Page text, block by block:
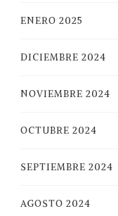
ENERO 2025
DICIEMBRE 2024
NOVIEMBRE 2024
OCTUBRE 2024
SEPTIEMBRE 2024
AGOSTO 2024